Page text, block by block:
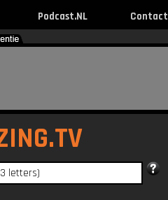
Podcast.NL Contact